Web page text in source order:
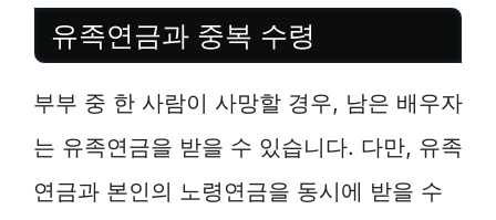
유족연금과 중복 수령
부부 중 한 사람이 사망할 경우, 남은 배우자
는 유족연금을 받을 수 있습니다. 다만, 유족
연금과 본인의 노령연금을 동시에 받을 수